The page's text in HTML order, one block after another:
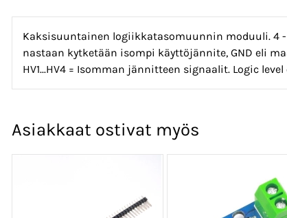
Kaksisuuntainen logiikkatasomuunnin moduuli. 4
nastaan kytketään isompi käyttöjännite, GND eli
HV1...HV4 = Isomman jännitteen signaalit. Logic level
Asiakkaat ostivat myös